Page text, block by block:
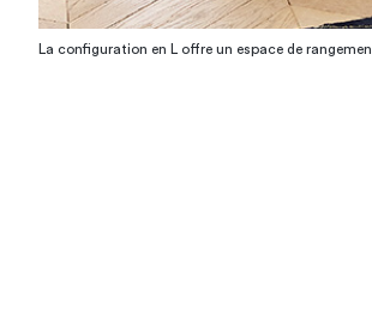
La configuration en L offre un espace de